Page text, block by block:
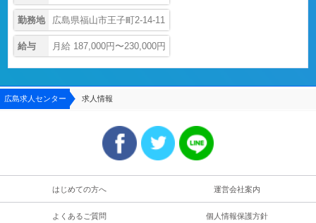
勤務地 広島県福山市王子町2-14-11
給与 月給 187,000円〜230,000円
広島求人センター 求人情報
はじめての方へ 運営会社案内
よくあるご質問 個人情報保護方針